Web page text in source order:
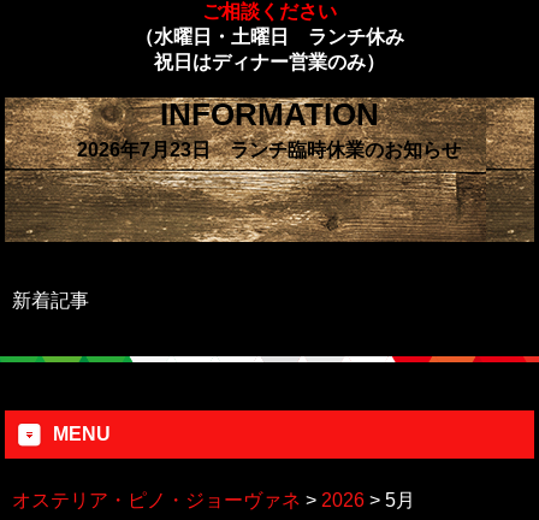
ご相談ください
（水曜日・土曜日 ランチ休み
祝日はディナー営業のみ）
INFORMATION
2026年7月23日 ランチ臨時休業のお知らせ
新着記事
MENU
オステリア・ピノ・ジョーヴァネ > 2026 > 5月